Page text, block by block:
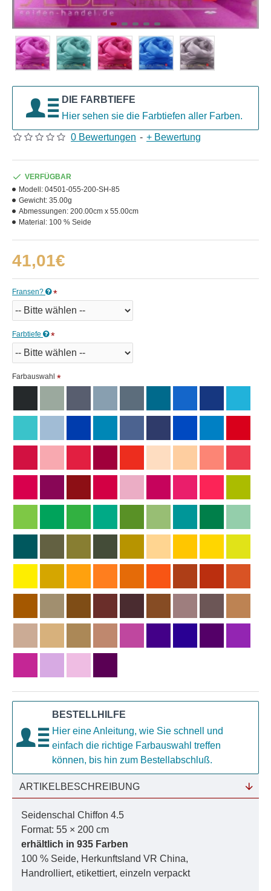
DIE FARBTIEFE
Hier sehen sie die Farbtiefen aller Farben.
0 Bewertungen - + Bewertung
41,01€
VERFÜGBAR
Modell: 04501-055-200-SH-85
Gewicht: 35.00g
Abmessungen: 200.00cm x 55.00cm
Material: 100 % Seide
Fransen?
Farbtiefe
Farbauswahl
BESTELLHILFE
Hier eine Anleitung, wie Sie schnell und
einfach die richtige Farbauswahl treffen
können, bis hin zum Bestellabschluß.
ARTIKELBESCHREIBUNG
Seidenschal Chiffon 4.5
Format: 55 × 200 cm
erhältlich in 935 Farben
100 % Seide, Herkunftsland VR China,
Handrolliert, etikettiert, einzeln verpackt